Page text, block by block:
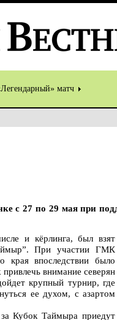
матч
с 27 по 29 мая при
и кёрлинга, был взят
При участии ГМК
края впоследствии было
внимание северян
крупный турнир, где
ее духом, с азартом
Кубок Таймыра приедут